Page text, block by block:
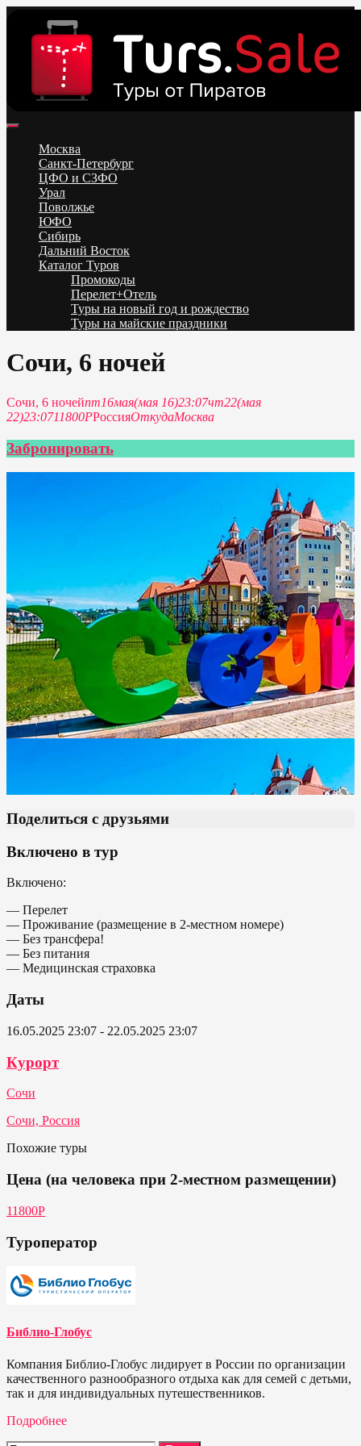
content
Низкие цены на путевки 3-7-10 ночей все включено, отдых на
море. Распродажа экскурсионных и горнолыжных туров.
Обновление каждый день. Официальный сайт Тур Сейл
Москва
Санкт-Петербург
ЦФО и СЗФО
Урал
Поволжье
ЮФО
Сибирь
Дальний Восток
Каталог Туров
Промокоды
Перелет+Отель
Туры на новый год и рождество
Туры на майские праздники
Сочи, 6 ночей
Сочи, 6 ночейпт16мая(мая 16)23:07чт22(мая
22)23:0711800PРоссияОткудаМосква
Забронировать
Поделиться с друзьями
Включено в тур
Включено:
— Перелет
— Проживание (размещение в 2-местном номере)
— Без трансфера!
— Без питания
— Медицинская страховка
Даты
16.05.2025 23:07 - 22.05.2025 23:07
Курорт
Сочи
Сочи, Россия
Похожие туры
Цена (на человека при 2-местном размещении)
11800P
Туроператор
Библио-Глобус
Компания Библио-Глобус лидирует в России по организации
качественного разнообразного отдыха как для семей с детьми,
так и для индивидуальных путешественников.
Подробнее